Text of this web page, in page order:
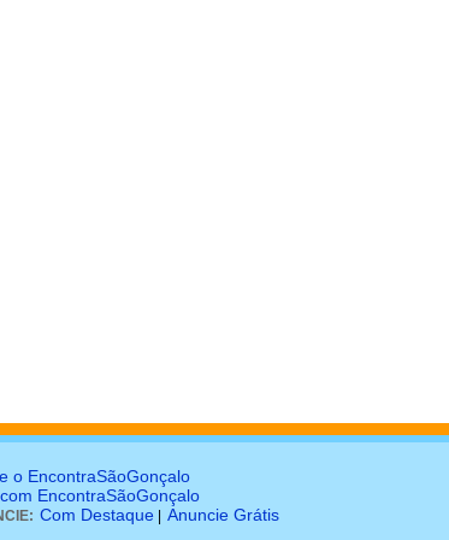
o EncontraSãoGonçalo
EncontraSãoGonçalo
Com Destaque Anuncie Grátis